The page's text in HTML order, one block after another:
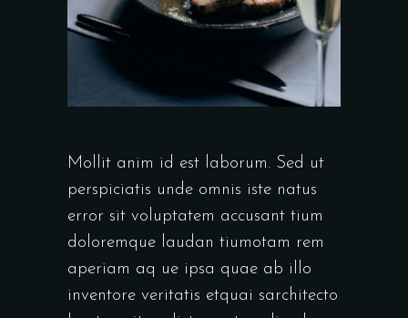
Mollit anim id est laborum. Sed ut
perspiciatis unde omnis iste natus
error sit voluptatem accusant tium
doloremque laudan tiumotam rem
aperiam aq ue ipsa quae ab illo
inventore veritatis etquai sarchitecto